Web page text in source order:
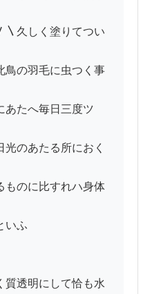
〵久しく塗りてつい
鳥の羽毛に虫つく事
たへ毎日三度ツゝ
のあたる所におく
ものに比すれハ身体
いふ
質透明にして恰も水